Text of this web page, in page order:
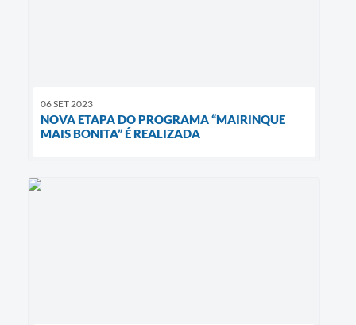
06 SET 2023
NOVA ETAPA DO PROGRAMA “MAIRINQUE
MAIS BONITA” É REALIZADA